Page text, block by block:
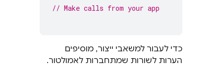
// Make calls from your app
כדי לעבור למשאבי ייצור, מוסיפים
הערות לשורות שמתחברות לאמולטור.